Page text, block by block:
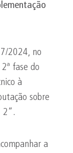
2024, no
fase do
à
sobre
2”.
a